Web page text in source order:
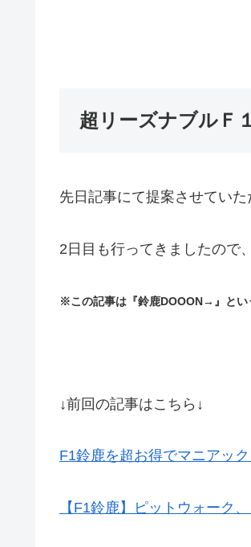
超リーズナブルＦ
先日記事にて提案させていた
2日目も行ってきましたので
※この記事は『鈴鹿DOOON→』とい
↓前回の記事はこちら↓
F1鈴鹿を超お得でマニアッ
【F1鈴鹿】ピットウォーク